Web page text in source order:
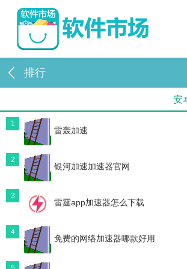
排行
安
1
雷轰加速
2
银河加速加速器官网
3
雷霆app加速器怎么下载
4
免费的网络加速器哪款好用